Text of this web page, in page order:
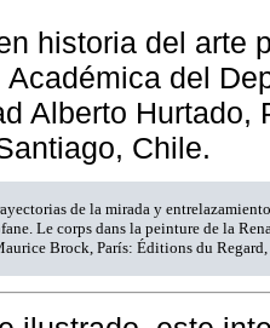
historia del arte
Académica del
Alberto
Chile.
de la mirada y
Le corps dans la peinture de la
Brock, París: Éditions du